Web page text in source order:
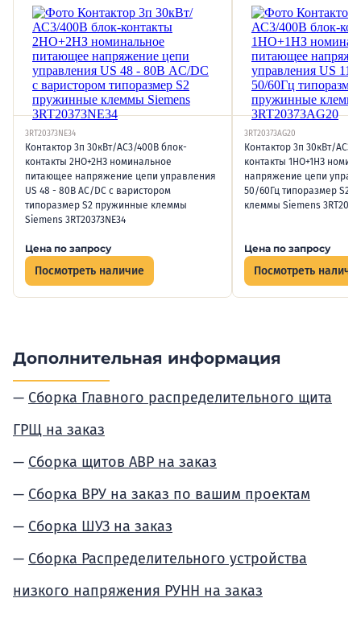
3RT20373NE34
Контактор 3п 30кВт/АС3/400В блок-
контакты 2НО+2НЗ номинальное
питающее напряжение цепи управления
US 48 - 80В AC/DC с варистором
типоразмер S2 пружинные клеммы
Siemens 3RT20373NE34
Цена по запросу
Посмотреть наличие
3RT20373AG20
Контактор 3п 30кВт/АС3/
контакты 1НО+1НЗ
напряжение цепи
50/60Гц типоразмер S2
клеммы Siemens
Цена по запросу
Посмотреть
Дополнительная информация
Сборка Главного распределительного щита
ГРЩ на заказ
Сборка щитов АВР на заказ
Сборка ВРУ на заказ по вашим проектам
Сборка ШУЗ на заказ
Сборка Распределительного устройства
низкого напряжения РУНН на заказ